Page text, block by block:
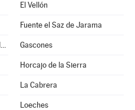
El Vellón
Fuente el Saz de Jarama
Gargantilla del Lozoya y Pinilla de Buitrago Gascones
Horcajo de la Sierra
La Cabrera
Loeches